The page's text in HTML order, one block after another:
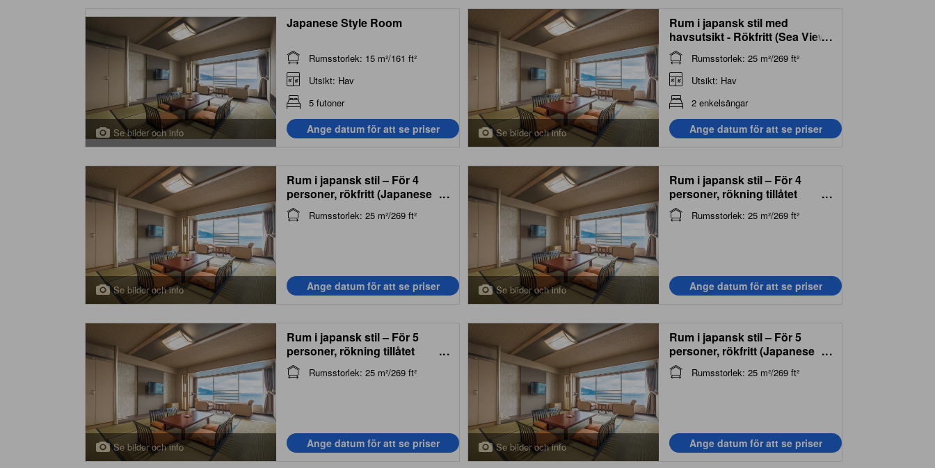
Se bilder och info
Japanese Style Room
Rumsstorlek: 15 m²/161 ft²
Utsikt: Hav
5 futoner
Ange datum för att se priser Se bilder och info
Rum i japansk stil med
havsutsikt - Rökfritt (Sea View
Japanese Style Room - Non-
Smoking)
...
Rumsstorlek: 25 m²/269 ft²
Utsikt: Hav
2 enkelsängar
Ange datum för att se priser
Se bilder och info
Rum i japansk stil – För 4
personer, rökfritt (Japanese
Style Room for 4 People - Non-
Smoking)
...
Rumsstorlek: 25 m²/269 ft²
Ange datum för att se priser Se bilder och info
Rum i japansk stil – För 4
personer, rökning tillåtet
(Japanese Style Room for 4
People - Smoking)
...
Rumsstorlek: 25 m²/269 ft²
Ange datum för att se priser
Se bilder och info
Rum i japansk stil – För 5
personer, rökning tillåtet
(Japanese Style Room for 5
People - Smoking)
...
Rumsstorlek: 25 m²/269 ft²
Ange datum för att se priser Se bilder och info
Rum i japansk stil – För 5
personer, rökfritt (Japanese
Style Room for 5 People - Non-
Smoking)
...
Rumsstorlek: 25 m²/269 ft²
Ange datum för att se priser